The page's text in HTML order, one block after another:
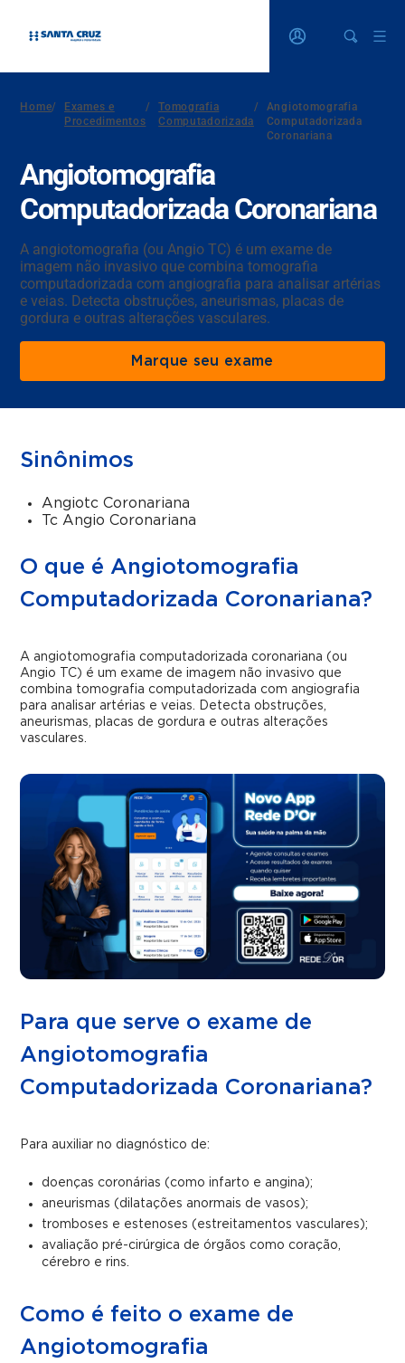
Home/
Exames e
Procedimentos
/
Tomografia
Computadorizada
/
Angiotomografia
Computadorizada
Coronariana
Angiotomografia
Computadorizada Coronariana
A angiotomografia (ou Angio TC) é um exame de
imagem não invasivo que combina tomografia
computadorizada com angiografia para analisar artérias
e veias. Detecta obstruções, aneurismas, placas de
gordura e outras alterações vasculares.
Marque seu exame
Sinônimos
Angiotc Coronariana
Tc Angio Coronariana
O que é Angiotomografia
Computadorizada Coronariana?
A angiotomografia computadorizada coronariana (ou
Angio TC) é um exame de imagem não invasivo que
combina tomografia computadorizada com angiografia
para analisar artérias e veias. Detecta obstruções,
aneurismas, placas de gordura e outras alterações
vasculares.
Para que serve o exame de
Angiotomografia
Computadorizada Coronariana?
Para auxiliar no diagnóstico de:
doenças coronárias (como infarto e angina);
aneurismas (dilatações anormais de vasos);
tromboses e estenoses (estreitamentos vasculares);
avaliação pré-cirúrgica de órgãos como coração,
cérebro e rins.
Como é feito o exame de
Angiotomografia